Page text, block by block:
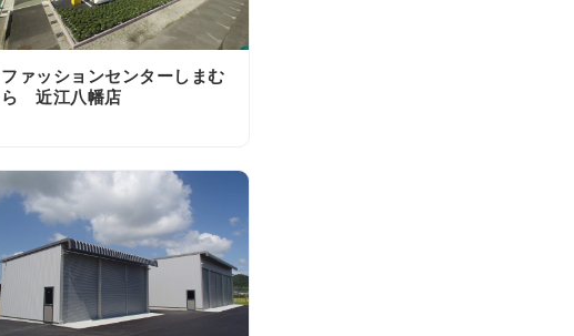
ファッションセンターしまむ
ら 近江八幡店